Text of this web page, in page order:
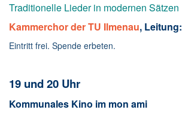
Traditionelle Lieder in modernen Sätzen
Kammerchor der TU Ilmenau, Leitung:
Eintritt frei. Spende erbeten.
19 und 20 Uhr
Kommunales Kino im mon ami